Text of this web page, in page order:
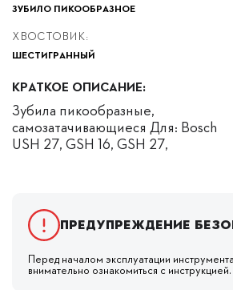
ЗУБИЛО ПИКООБРАЗНОЕ
ХВОСТОВИК:
ШЕСТИГРАННЫЙ
КРАТКОЕ ОПИСАНИЕ:
Зубила пикообразные,
самозатачивающиеся Для: Bosch
USH 27, GSH 16, GSH 27,
Предупреждение
Перед началом эксплуатации
внимательно ознакомиться с инструкцией.